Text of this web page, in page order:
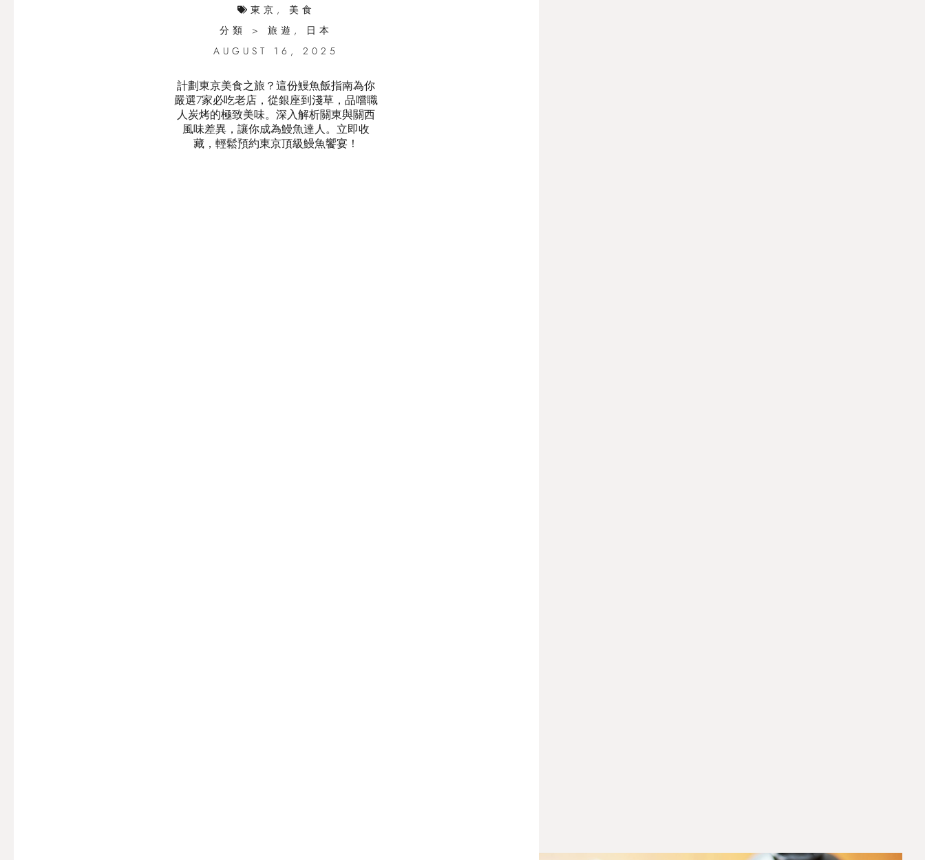
東京 , 美食
分類 >
旅遊 , 日本
AUGUST 16, 2025
計劃東京美食之旅？這份鰻魚飯指南為你
嚴選7家必吃老店，從銀座到淺草，品嚐職
人炭烤的極致美味。深入解析關東與關西
風味差異，讓你成為鰻魚達人。立即收
藏，輕鬆預約東京頂級鰻魚饗宴！